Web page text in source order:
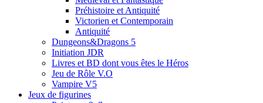
Préhistoire et Antiquité
Victorien et Contemporain
Antiquité
Dungeons&Dragons 5
Initiation JDR
Livres et BD dont vous êtes le Héros
Jeu de Rôle V.O
Vampire V5
Jeux de figurines